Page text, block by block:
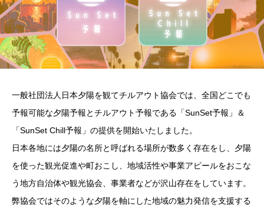
一般社団法人日本夕陽を観てチルアウト協会では、全国どこでも
予報可能な夕陽予報とチルアウト予報である「SunSet予報」＆
「SunSet Chill予報」の提供を開始いたしました。
日本各地には夕陽の名所と呼ばれる場所が数多く存在をし、夕陽
を使った観光促進や町おこし、地域活性や事業アピールをおこな
う地方自治体や観光協会、事業者などが沢山存在をしています。
弊協会ではそのような夕陽を軸にした地域の魅力発信を支援する